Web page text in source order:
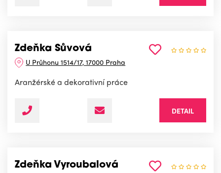
Zdeňka Sůvová
U Průhonu 1514/17, 17000 Praha
Aranžérské a dekorativní práce
DETAIL
Zdeňka Vyroubalová